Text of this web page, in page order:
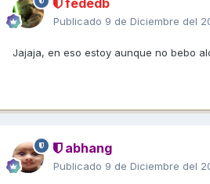
fededb
Publicado 9 de Diciembre del
Jajaja, en eso estoy aunque no bebo
abhang
Publicado 9 de Diciembre del